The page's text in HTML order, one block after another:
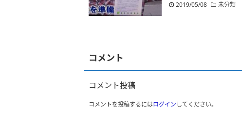
2019/05/08
未分類
コメント
コメント投稿
コメントを投稿するにはログインしてください。